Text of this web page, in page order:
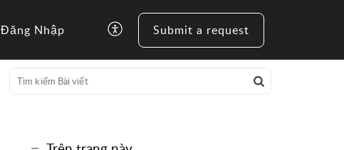
Đăng Nhập Submit a request